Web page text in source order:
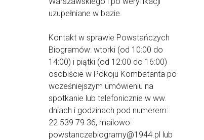
uzupełniane w bazie.
Kontakt w sprawie Powstańczych
Biogramów: wtorki (od 10:00 do
14:00) i piątki (od 12:00 do 16:00)
osobiście w Pokoju Kombatanta po
wcześniejszym umówieniu na
spotkanie lub telefonicznie w ww.
dniach i godzinach pod numerem:
22 539 79 36, mailowo:
powstanczebiogramy@1944.pl lub